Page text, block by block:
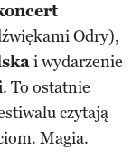
Odry),
i wydarzenie
. To ostatnie
czytają
Magia.